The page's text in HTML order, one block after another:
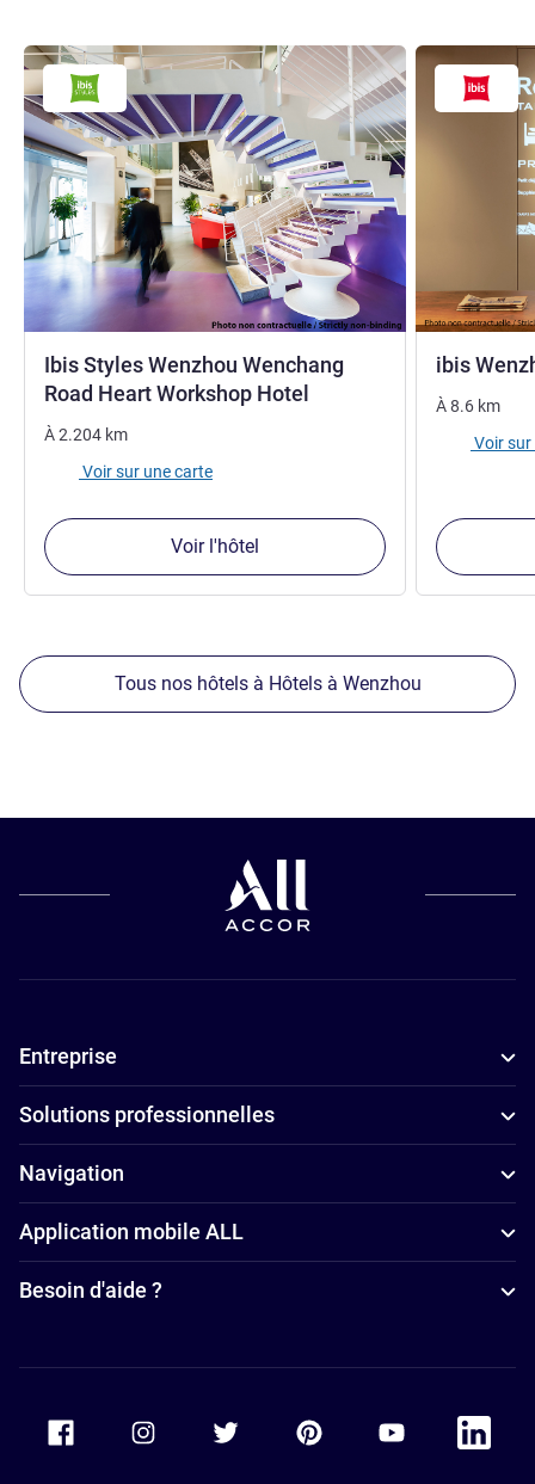
Ibis Styles Wenzhou Wenchang
Road Heart Workshop Hotel
À2.204 km
Voir sur une carte
Voir l'hôtel
ibis
À8.6 km
Voir sur
Tous nos hôtels à Hôtels à Wenzhou
Entreprise
Solutions professionnelles
Navigation
Application mobile ALL
Besoin d'aide ?
Accor Facebook Accor TwitterAccor PinterestAccor Youtube
Accor